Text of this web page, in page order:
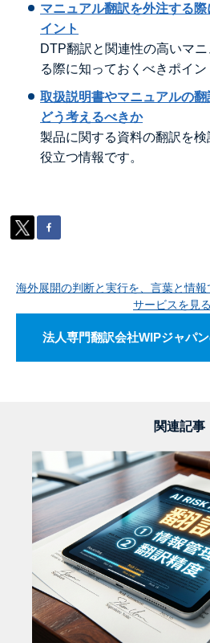
マニュアル翻訳を外注する
イント
DTP翻訳と関連性の高いマ
る際に知っておくべきポイン
取扱説明書やマニュアルの
どう考えるべきか
製品に関する資料の翻訳を
役立つ情報です。
海外展開の判断と実行を、言葉と情
サービスを見る
法人専門翻訳会社WIPジャパ
関連記事